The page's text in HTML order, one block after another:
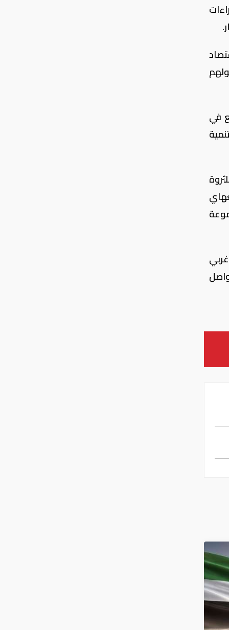
في
شمال غربي